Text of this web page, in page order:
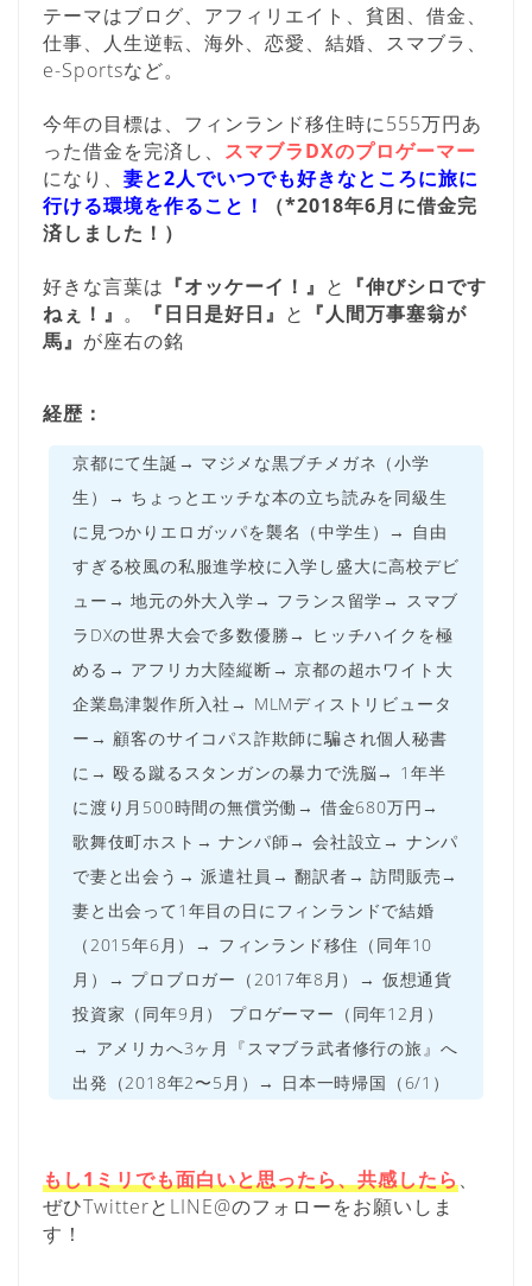
テーマはブログ、アフィリエイト、貧困、借金、
仕事、人生逆転、海外、恋愛、結婚、スマブラ、
e-Sportsなど。
今年の目標は、フィンランド移住時に555万円あ
った借金を完済し、 スマブラDXのプロゲーマー
になり、 妻と2人でいつでも好きなところに旅に
行ける環境を作ること！
（*2018年6月に借金完
済しました！）
好きな言葉は 『オッケーイ！』 と 『伸びシロです
ねぇ！』 。 『日日是好日』 と 『人間万事塞翁が
馬』 が座右の銘
経歴：
京都にて生誕→ マジメな黒ブチメガネ（小学
生）→ ちょっとエッチな本の立ち読みを同級生
に見つかりエロガッパを襲名（中学生）→ 自由
すぎる校風の私服進学校に入学し盛大に高校デビ
ュー→ 地元の外大入学→ フランス留学→ スマブ
ラDXの世界大会で多数優勝→ ヒッチハイクを極
める→ アフリカ大陸縦断→ 京都の超ホワイト大
企業島津製作所入社→ MLMディストリビュータ
ー→ 顧客のサイコパス詐欺師に騙され個人秘書
に→ 殴る蹴るスタンガンの暴力で洗脳→ 1年半
に渡り月500時間の無償労働→ 借金680万円→
歌舞伎町ホスト→ ナンパ師→ 会社設立→ ナンパ
で妻と出会う→ 派遣社員→ 翻訳者→ 訪問販売→
妻と出会って1年目の日にフィンランドで結婚
（2015年6月）→ フィンランド移住（同年10
月）→ プロブロガー（2017年8月）→ 仮想通貨
投資家（同年9月） プロゲーマー（同年12月）
→ アメリカへ3ヶ月『スマブラ武者修行の旅』へ
出発（2018年2〜5月）→ 日本一時帰国（6/1）
もし1ミリでも面白いと思ったら、共感したら、
ぜひTwitterとLINE@のフォローをお願いしま
す！